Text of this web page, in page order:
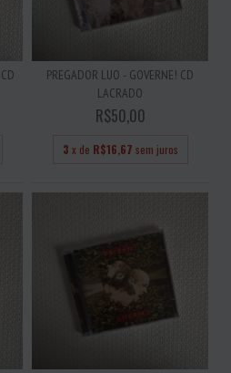
PREGADOR LUO - GOVERNE! CD
LACRADO
R$50,00
3 x de R$16,67 sem juros